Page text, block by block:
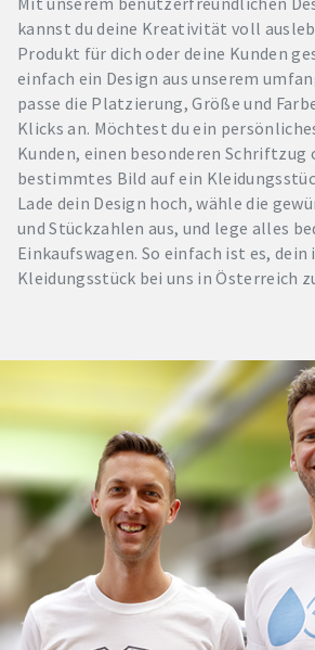
kannst du deine Kreativität voll
Produkt für dich oder deine Kunden
einfach ein Design aus unserem
passe die Platzierung, Größe und
Klicks an. Möchtest du ein
Kunden, einen besonderen Schriftzug
bestimmtes Bild auf ein
Lade dein Design hoch, wähle die
und Stückzahlen aus, und lege alles
Einkaufswagen. So einfach ist es, dein
Kleidungsstück bei uns in Österreich